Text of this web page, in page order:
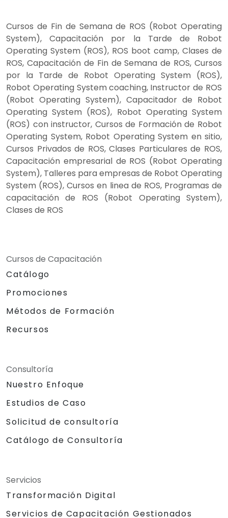
Cursos de Fin de Semana de ROS (Robot Operating
System), Capacitación por la Tarde de Robot
Operating System (ROS), ROS boot camp, Clases de
ROS, Capacitación de Fin de Semana de ROS, Cursos
por la Tarde de Robot Operating System (ROS),
Robot Operating System coaching, Instructor de ROS
(Robot Operating System), Capacitador de Robot
Operating System (ROS), Robot Operating System
(ROS) con instructor, Cursos de Formación de Robot
Operating System, Robot Operating System en sitio,
Cursos Privados de ROS, Clases Particulares de ROS,
Capacitación empresarial de ROS (Robot Operating
System), Talleres para empresas de Robot Operating
System (ROS), Cursos en linea de ROS, Programas de
capacitación de ROS (Robot Operating System),
Clases de ROS
Cursos de Capacitación
Catálogo
Promociones
Métodos de Formación
Recursos
Consultoría
Nuestro Enfoque
Estudios de Caso
Solicitud de consultoría
Catálogo de Consultoría
Servicios
Transformación Digital
Servicios de Capacitación Gestionados